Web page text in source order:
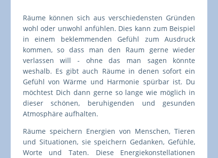
Räume können sich aus verschiedensten Gründen
wohl oder unwohl anfühlen. Dies kann zum Beispiel
in einem beklemmenden Gefühl zum Ausdruck
kommen, so dass man den Raum gerne wieder
verlassen will - ohne das man sagen könnte
weshalb. Es gibt auch Räume in denen sofort ein
Gefühl von Wärme und Harmonie spürbar ist. Du
möchtest Dich dann gerne so lange wie möglich in
dieser schönen, beruhigenden und gesunden
Atmosphäre aufhalten.
Räume speichern Energien von Menschen, Tieren
und Situationen, sie speichern Gedanken, Gefühle,
Worte und Taten. Diese Energiekonstellationen